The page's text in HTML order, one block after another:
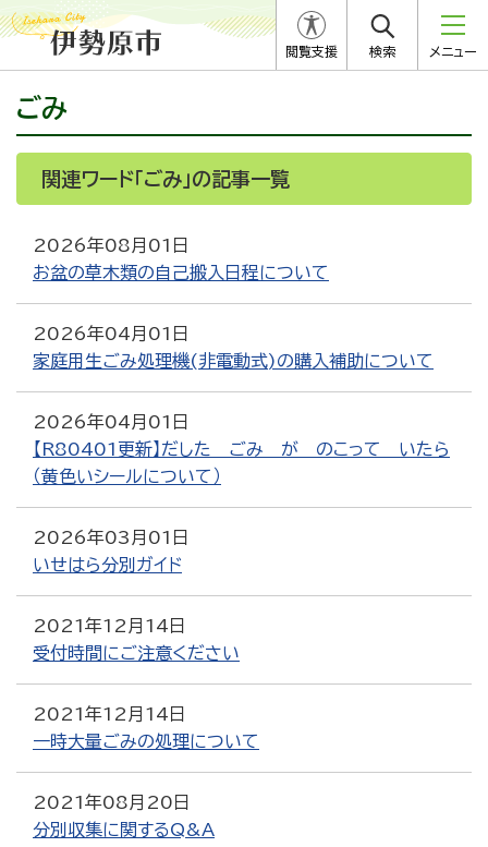
閲覧支援 検索 メニュー
ごみ
関連ワード「ごみ」の記事一覧
2026年08月01日
お盆の草木類の自己搬入日程について
2026年04月01日
家庭用生ごみ処理機(非電動式)の購入補助について
2026年04月01日
【R80401更新】だした ごみ が のこって いたら
（黄色いシールについて）
2026年03月01日
いせはら分別ガイド
2021年12月14日
受付時間にご注意ください
2021年12月14日
一時大量ごみの処理について
2021年08月20日
分別収集に関するQ&A